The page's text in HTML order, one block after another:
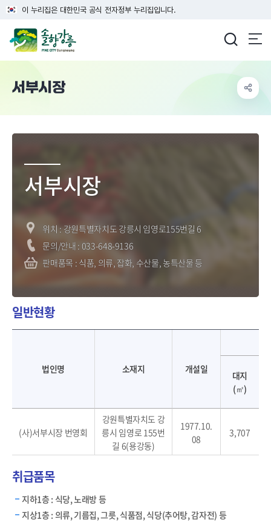
이 누리집은 대한민국 공식 전자정부 누리집입니다.
서부시장
서부시장
위치 : 강원특별자치도 강릉시 임영로155번길 6
문의/안내 : 033-648-9136
판매품목 : 식품, 의류, 잡화, 수산물, 농특산물 등
일반현황
법인명 소재지 개설일
대지
(㎡)
(사)서부시장 번영회
강원특별자치도 강
릉시 임영로 155번
길 6(용강동)
1977.10.
08
3,707
취급품목
지하1층 : 식당, 노래방 등
지상1층 : 의류, 기름집, 그릇, 식품점, 식당(추어탕, 감자전) 등